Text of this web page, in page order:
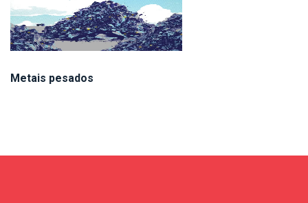
Metais pesados